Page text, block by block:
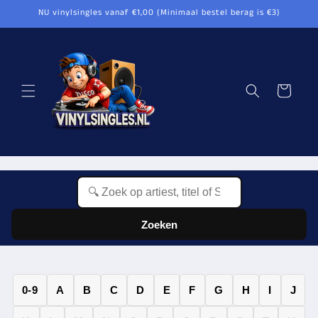
naar de
content
NU vinylsingles vanaf €1,00 (Minimaal bestel berag is €3)
Winkelwagen
Zoeken
0-9 A B C D E F G H I J